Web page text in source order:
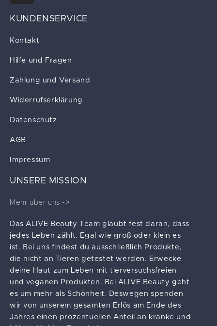
KUNDENSERVICE
Kontakt
Hilfe und Fragen
Zahlung und Versand
Widerrufserklärung
Datenschutz
AGB
Impressum
UNSERE MISSION
Mehr über uns ->
Das ALIVE Beauty Team glaubt fest daran, dass
jedes Leben zählt. Egal wie groß oder klein es
ist. Bei uns findest du ausschließlich Produkte,
die nicht an Tieren getestet werden. Erwecke
deine Haut zum Leben mit tierversuchsfreien
und veganen Produkten. Bei ALIVE Beauty geht
es um mehr als Schönheit. Deswegen spenden
wir von unserem gesamten Erlös am Ende des
Jahres einen prozentuellen Anteil an kranke und